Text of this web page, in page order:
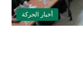
أخبار الحركة